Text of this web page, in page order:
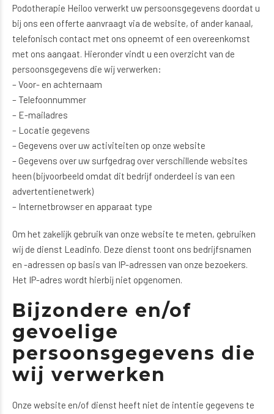
Podotherapie Heiloo verwerkt uw persoonsgegevens doordat u
bij ons een offerte aanvraagt via de website, of ander kanaal,
telefonisch contact met ons opneemt of een overeenkomst
met ons aangaat. Hieronder vindt u een overzicht van de
persoonsgegevens die wij verwerken:
– Voor- en achternaam
– Telefoonnummer
– E-mailadres
– Locatie gegevens
– Gegevens over uw activiteiten op onze website
– Gegevens over uw surfgedrag over verschillende websites
heen (bijvoorbeeld omdat dit bedrijf onderdeel is van een
advertentienetwerk)
– Internetbrowser en apparaat type
Om het zakelijk gebruik van onze website te meten, gebruiken
wij de dienst Leadinfo. Deze dienst toont ons bedrijfsnamen
en -adressen op basis van IP-adressen van onze bezoekers.
Het IP-adres wordt hierbij niet opgenomen.
Bijzondere en/of
gevoelige
persoonsgegevens die
wij verwerken
Onze website en/of dienst heeft niet de intentie gegevens te